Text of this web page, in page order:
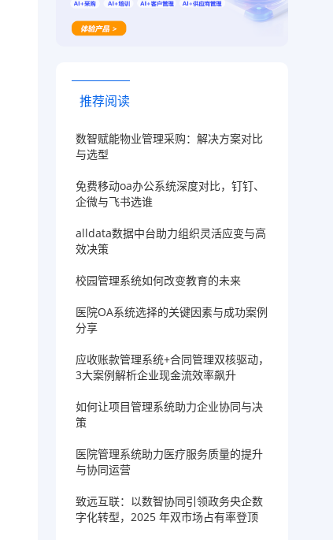
推荐阅读
数智赋能物业管理采购：解决方案对比
与选型
免费移动oa办公系统深度对比，钉钉、
企微与飞书选谁
alldata数据中台助力组织灵活应变与高
效决策
校园管理系统如何改变教育的未来
医院OA系统选择的关键因素与成功案例
分享
应收账款管理系统+合同管理双核驱动，
3大案例解析企业现金流效率飙升
如何让项目管理系统助力企业协同与决
策
医院管理系统助力医疗服务质量的提升
与协同运营
致远互联：以数智协同引领政务央企数
字化转型，2025 年双市场占有率登顶